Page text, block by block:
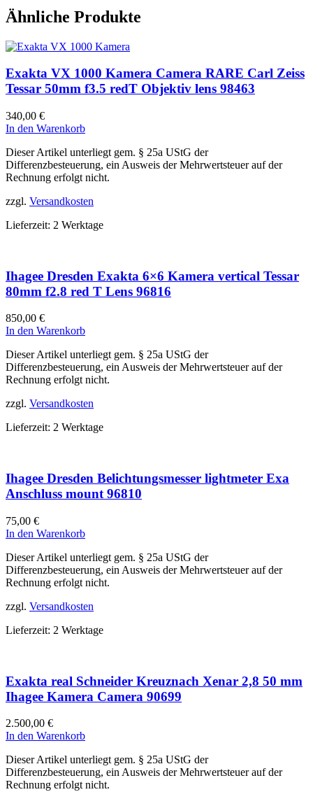
Ähnliche Produkte
Exakta VX 1000 Kamera Camera RARE Carl Zeiss
Tessar 50mm f3.5 redT Objektiv lens 98463
340,00 €
In den Warenkorb
Dieser Artikel unterliegt gem. § 25a UStG der
Differenzbesteuerung, ein Ausweis der Mehrwertsteuer auf der
Rechnung erfolgt nicht.
zzgl. Versandkosten
Lieferzeit: 2 Werktage
Ihagee Dresden Exakta 6×6 Kamera vertical Tessar
80mm f2.8 red T Lens 96816
850,00 €
In den Warenkorb
Dieser Artikel unterliegt gem. § 25a UStG der
Differenzbesteuerung, ein Ausweis der Mehrwertsteuer auf der
Rechnung erfolgt nicht.
zzgl. Versandkosten
Lieferzeit: 2 Werktage
Ihagee Dresden Belichtungsmesser lightmeter Exa
Anschluss mount 96810
75,00 €
In den Warenkorb
Dieser Artikel unterliegt gem. § 25a UStG der
Differenzbesteuerung, ein Ausweis der Mehrwertsteuer auf der
Rechnung erfolgt nicht.
zzgl. Versandkosten
Lieferzeit: 2 Werktage
Exakta real Schneider Kreuznach Xenar 2,8 50 mm
Ihagee Kamera Camera 90699
2.500,00 €
In den Warenkorb
Dieser Artikel unterliegt gem. § 25a UStG der
Differenzbesteuerung, ein Ausweis der Mehrwertsteuer auf der
Rechnung erfolgt nicht.